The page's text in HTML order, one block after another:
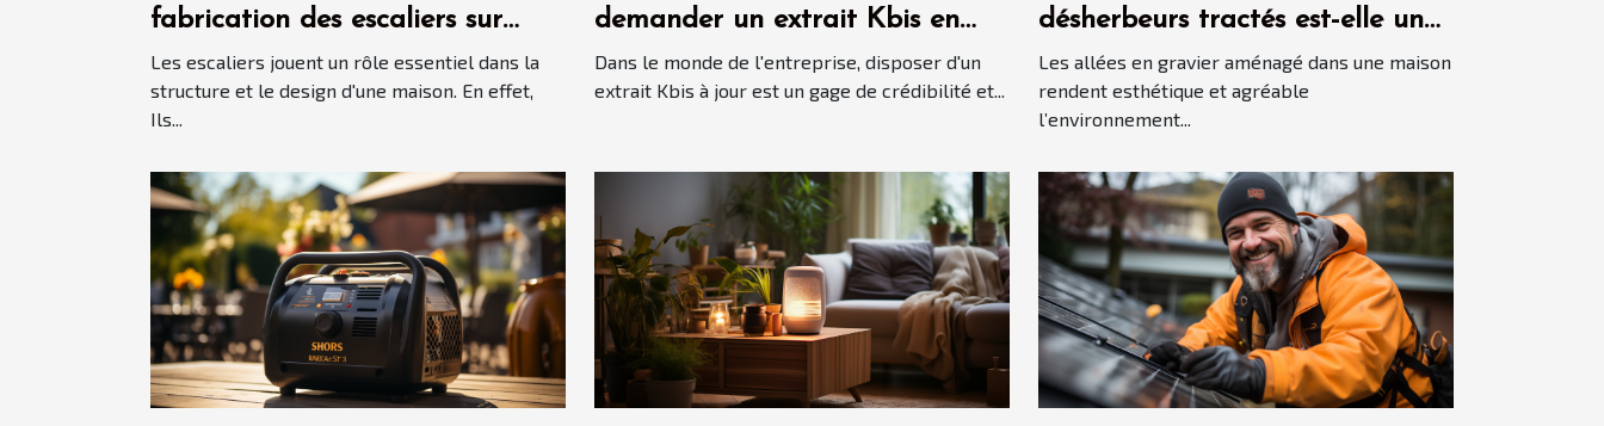
fabrication des escaliers sur
mesure ?
Les escaliers jouent un rôle essentiel dans la
structure et le design d'une maison. En effet,
Ils...
demander un extrait Kbis en
ligne
Dans le monde de l'entreprise, disposer d'un
extrait Kbis à jour est un gage de crédibilité et...
désherbeurs tractés est-elle une
bonne idée pour garder les
allées en gravier propres ?
Les allées en gravier aménagé dans une maison
rendent esthétique et agréable
l’environnement...